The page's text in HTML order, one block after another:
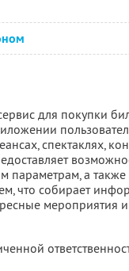
для покупки
спектаклях,
параметрам, а
что собирает
мероприятия и